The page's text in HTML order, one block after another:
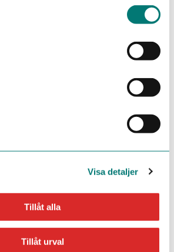
Visa detaljer
Tillåt alla
Tillåt urval
du har tidigare erfarenhet av
såsom ABB, Mitsubishi och
du är en social problemlösare. Du är
med att arbeta såväl i grupp som
till ett stimulerande arbete i ett
vill vi premiera teamwork,
medarbetare och uppmuntra att våra
sig av sin kunskap till varandra.
utvecklingsmöjligheter inom